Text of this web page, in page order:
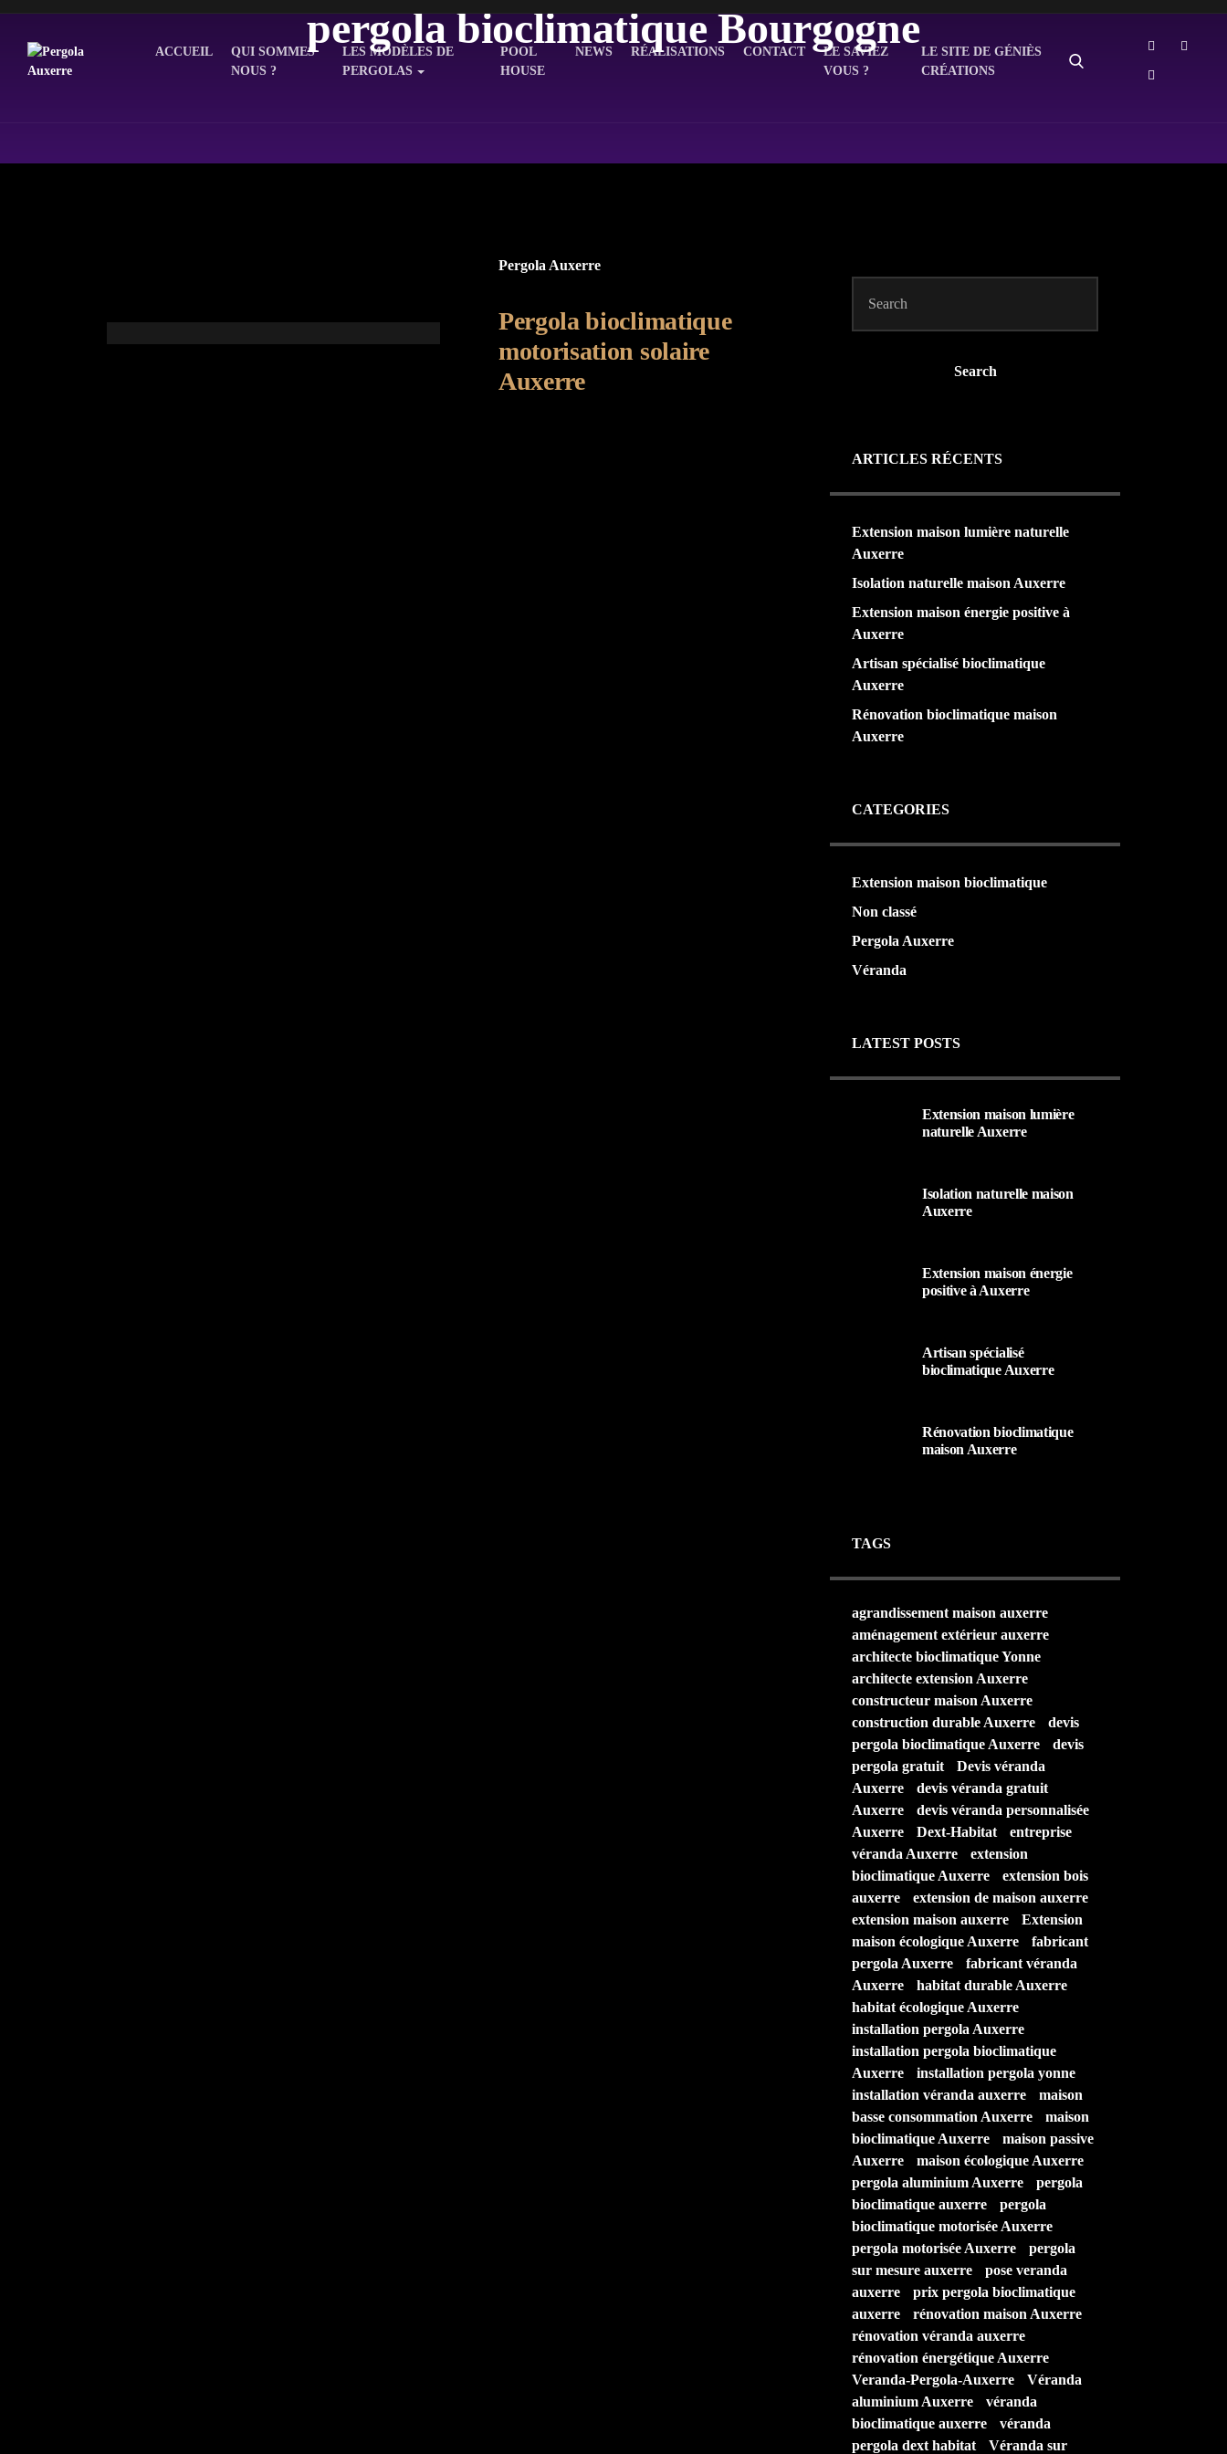
ACCUEIL
QUI SOMMES
NOUS ?
LES MODÈLES DE
PERGOLAS
POOL
HOUSE
NEWS RÉALISATIONS CONTACT
LE SAVIEZ
VOUS ?
LE SITE DE GÉNIÈS
CRÉATIONS
pergola bioclimatique Bourgogne
Pergola Auxerre
Pergola bioclimatique
motorisation solaire
Auxerre
Search
ARTICLES RÉCENTS
Extension maison lumière naturelle
Auxerre
Isolation naturelle maison Auxerre
Extension maison énergie positive à
Auxerre
Artisan spécialisé bioclimatique
Auxerre
Rénovation bioclimatique maison
Auxerre
CATEGORIES
Extension maison bioclimatique
Non classé
Pergola Auxerre
Véranda
LATEST POSTS
Extension maison lumière
naturelle Auxerre
Isolation naturelle maison
Auxerre
Extension maison énergie
positive à Auxerre
Artisan spécialisé
bioclimatique Auxerre
Rénovation bioclimatique
maison Auxerre
TAGS
agrandissement maison auxerre
aménagement extérieur auxerre
architecte bioclimatique Yonne
architecte extension Auxerre
constructeur maison Auxerre
construction durable Auxerre
devis
pergola bioclimatique Auxerre
devis
pergola gratuit
Devis véranda
Auxerre
devis véranda gratuit
Auxerre
devis véranda personnalisée
Auxerre
Dext-Habitat
entreprise
véranda Auxerre
extension
bioclimatique Auxerre
extension bois
auxerre
extension de maison auxerre
extension maison auxerre
Extension
maison écologique Auxerre
fabricant
pergola Auxerre
fabricant véranda
Auxerre
habitat durable Auxerre
habitat écologique Auxerre
installation pergola Auxerre
installation pergola bioclimatique
Auxerre
installation pergola yonne
installation véranda auxerre
maison
basse consommation Auxerre
maison
bioclimatique Auxerre
maison passive
Auxerre
maison écologique Auxerre
pergola aluminium Auxerre
pergola
bioclimatique auxerre
pergola
bioclimatique motorisée Auxerre
pergola motorisée Auxerre
pergola
sur mesure auxerre
pose veranda
auxerre
prix pergola bioclimatique
auxerre
rénovation maison Auxerre
rénovation véranda auxerre
rénovation énergétique Auxerre
Veranda-Pergola-Auxerre
Véranda
aluminium Auxerre
véranda
bioclimatique auxerre
véranda
pergola dext habitat
Véranda sur